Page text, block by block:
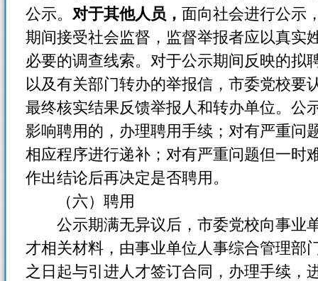
公示。 对于其他人员， 面向社会进行公示
期间接受社会监督，监督举报者应以真实
必要的调查线索。对于公示期间反映的拟
以及有关部门转办的举报信，市委党校要
最终核实结果反馈举报人和转办单位。公
影响聘用的，办理聘用手续；对有严重问
相应程序进行递补；对有严重问题但一时
作出结论后再决定是否聘用。
（六）聘用
公示期满无异议后，市委党校向事业
才相关材料，由事业单位人事综合管理部
之日起与引进人才签订合同，办理手续，